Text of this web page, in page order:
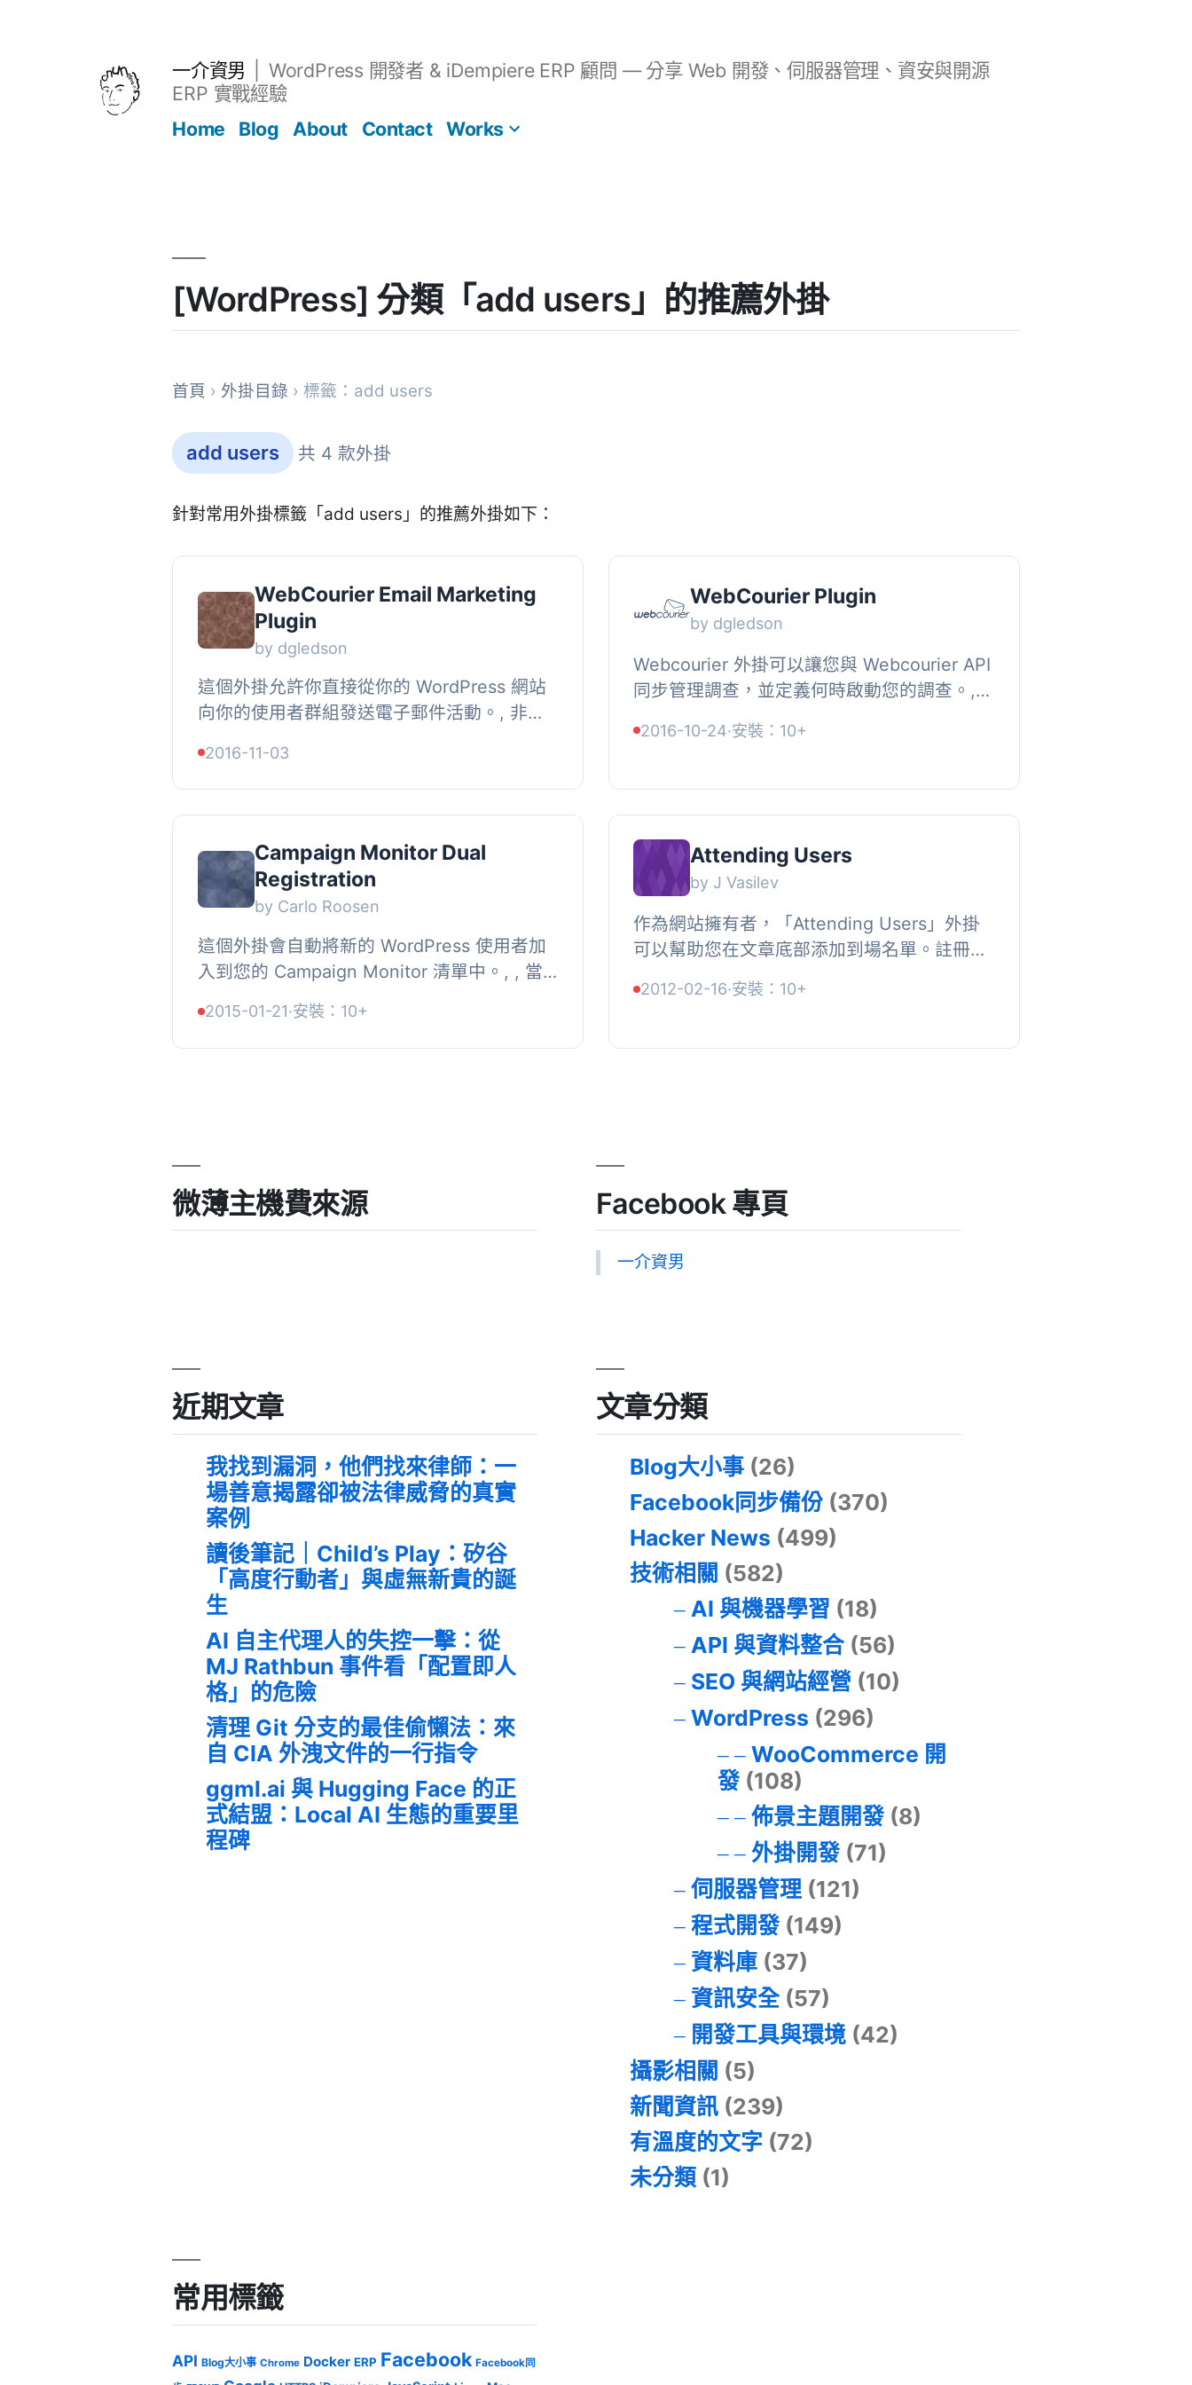
一介資男
WordPress 開發者 & iDempiere ERP 顧問 — 分享 Web 開發、伺服器管理、資安與開源
ERP 實戰經驗
Home
Blog About Contact Works
[WordPress] 分類「add users」的推薦外掛
首頁 › 外掛目錄 › 標籤：add users
add users 共 4 款外掛
針對常用外掛標籤「add users」的推薦外掛如下：
WebCourier Email Marketing
Plugin
by dgledson
這個外掛允許你直接從你的 WordPress 網站
向你的使用者群組發送電子郵件活動。, 非常
創建你自己的代碼，創建你的活...
2016-11-03
WebCourier Plugin
by dgledson
Webcourier 外掛可以讓您與 Webcourier API
同步管理調查，並定義何時啟動您的調查。,
發送回應的報告與圖表。, 例...
2016-10-24·安裝：10+
Campaign Monitor Dual
Registration
by Carlo Roosen
這個外掛會自動將新的 WordPress 使用者加
入到您的 Campaign Monitor 清單中。, , 當
email 地址 (選擇性地) 和使用者元...
2015-01-21·安裝：10+
Attending Users
by J Vasilev
作為網站擁有者，「Attending Users」外掛
可以幫助您在文章底部添加到場名單。註冊用
們的名字。用戶名稱會作為作者...
2012-02-16·安裝：10+
微薄主機費來源 Facebook 專頁
一介資男
近期文章
我找到漏洞，他們找來律師：一
場善意揭露卻被法律威脅的真實
案例
讀後筆記｜Child’s Play：矽谷
「高度行動者」與虛無新貴的誕
生
AI 自主代理人的失控一擊：從
MJ Rathbun 事件看「配置即人
格」的危險
清理 Git 分支的最佳偷懶法：來
自 CIA 外洩文件的一行指令
ggml.ai 與 Hugging Face 的正
式結盟：Local AI 生態的重要里
程碑
文章分類
Blog大小事 (26)
Facebook同步備份 (370)
Hacker News (499)
技術相關 (582)
AI 與機器學習 (18)
API 與資料整合(56)
SEO 與網站經營 (10)
WordPress (296)
WooCommerce 開
發(108)
佈景主題開發(8)
外掛開發(71)
伺服器管理(121)
程式開發(149)
資料庫(37)
資訊安全(57)
開發工具與環境(42)
攝影相關 (5)
新聞資訊 (239)
有溫度的文字 (72)
未分類 (1)
常用標籤
API Blog大小事 Chrome Docker ERP Facebook Facebook同